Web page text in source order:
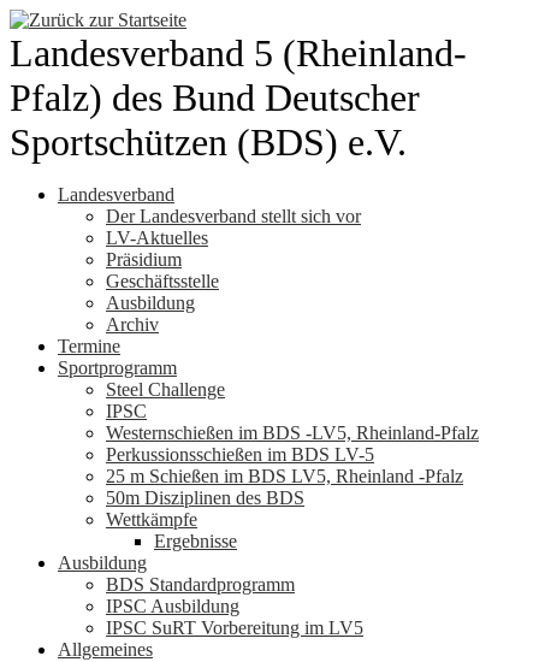
Zum
Inhalt
springen
Landesverband 5 (Rheinland-
Pfalz) des Bund Deutscher
Sportschützen (BDS) e.V.
Landesverband
Der Landesverband stellt sich vor
LV-Aktuelles
Präsidium
Geschäftsstelle
Ausbildung
Archiv
Termine
Sportprogramm
Steel Challenge
IPSC
Westernschießen im BDS -LV5, Rheinland-Pfalz
Perkussionsschießen im BDS LV-5
25 m Schießen im BDS LV5, Rheinland -Pfalz
50m Disziplinen des BDS
Wettkämpfe
Ergebnisse
Ausbildung
BDS Standardprogramm
IPSC Ausbildung
IPSC SuRT Vorbereitung im LV5
Allgemeines